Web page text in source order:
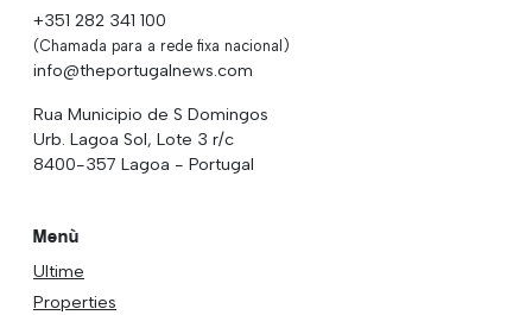
+351 282 341 100
(Chamada para a rede fixa nacional)
info@theportugalnews.com
Rua Municipio de S Domingos
Urb. Lagoa Sol, Lote 3 r/c
8400-357 Lagoa - Portugal
Menù
Ultime
Properties